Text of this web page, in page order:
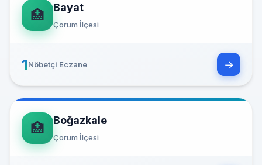
🏥 Bayat
Çorum İlçesi
1Nöbetçi Eczane →
🏥 Boğazkale
Çorum İlçesi